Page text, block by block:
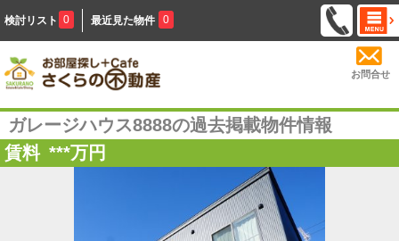
検討リスト 0 最近見た物件 0
お問合せ
ガレージハウス8888の過去掲載物件情報
賃料 ***万円